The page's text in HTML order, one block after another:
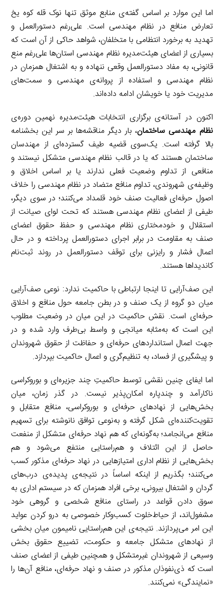
اما این موارد بر اساس گفته‌ی منابع موثق تنها نوک قله کوه یخ
تعارض منافع در نظام مهندسی است. علی‌رغم دستورالعمل و
تهدید به برخورد انتظامی با متخلفان، شواهد حاکی از آن است که
بسیاری از اعضای هیئت‌مدیره نظام مهندسی استان‌ها علی‌رغم منع
قانونی، به مفاد دستورالعمل وقعی ننهاده و به اشتغال همزمان در
نظام مهندسی و استفاده از پروانه‌ی مهندسی و سمت‌های
مدیریت خود یا خویشان ادامه داده‌اند.
اکنون در آستانه‌ی برگزاری انتخابات هیئت‌مدیره نهمین دوره‌ی
نظام مهندسی ساختمان، بار دیگر مناقشه‌ها بر سر این بخشنامه
بالا گرفته است. یک‌سوی قضیه طیف گسترده‌ای از مهندسان
ساختمان هستند که یا در قالب نظام مهندسی متشکل نیستند و
منافعی از تداوم وضعیت فعلی ندارند یا بر اساس اخلاق و
وظیفه‌ی شهروندی، تداوم منافع متضاد در نظام مهندسی را خلاف
اصول حرفه‌ای فعالیت صنف خود قلمداد می‌کنند؛ در سوی دیگر،
طیفی از اعضای نظام مهندسی هستند که تحت لوای صیانت از
استقلال و خودمختاری نظام مهندسی و حفظ حقوق اعضای
صنف به مقاومت در برابر اجرای دستورالعمل پرداخته و در حال
اعمال فشار و رایزنی برای توقف دستورالعمل در روند ثبت‌نام
کاندیداها هستند.
این صف‌آرایی تا اینجا ارتباطی با حاکمیت ندارد: نوعی صف‌آرایی
میان دو گروه از یک صنف و در بطن جامعه حول منافع و اخلاق
حرفه‌ای است. نقش حاکمیت در این میان در وضعیت مطلوب
این است که به‌مثابه میانجی و واسط بی‌طرف وارد شده و در
جهت اعمال استانداردهای حرفه‌ای و حفاظت از حقوق شهروندان
و پیشگیری از فساد، به تنظیم‌گری و اعمال حاکمیت بپردازد.
اما ایفای چنین نقشی توسط حاکمیتِ چند جزیره‌ای و بوروکراسی
ناکارآمد و چندپاره امکان‌پذیر نیست. در گذر زمان، میان
بخش‌هایی از نهادهای حرفه‌ای و بوروکراسی، منافع متقابل و
تقویت‌کننده‌ای شکل گرفته و به‌نوعی توافق نانوشته برای تسهیم
منافع می‌انجامد؛ به‌گونه‌ای که هم نهاد حرفه‌ای متشکل از منفعت
حاصل از این ائتلاف و هم‌راستایی منتفع می‌شود و هم
بخش‌هایی از نظام اداری امتیازهایی در نهاد حرفه‌ای مذکور کسب
می‌کنند؛ بگذریم از اینکه اساساً در نتیجه‌ی پدیده‌ی درب‌های
گردان و اشتغال بیرونی، برخی افراد همزمان که در سیستم اداری به
سوق دادن قواعد در راستای منافع شخصی و گروهی خود
مشغول‌اند، از حیاط‌خلوت کسب‌وکار خصوصی به درو کردن عواید
این امر می‌پردازند. نتیجه‌ی این هم‌راستایی نامیمون میان بخشی
از نهادهای متشکل جامعه و حکومت، تضییع حقوق بخش
وسیعی از شهروندان غیرمتشکل و همچنین طیفی از اعضای صنف
است که ذی‌نفوذان مذکور در صنف و نهاد حرفه‌ای، منافع آن‌ها را
«نمایندگی» نمی‌کنند.